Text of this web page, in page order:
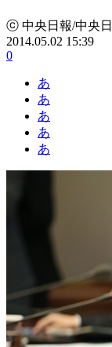
ⓒ 中央日報/中央
2014.05.02 15:39
0
あ
あ
あ
あ
あ